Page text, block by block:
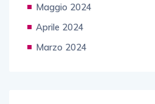
Maggio 2024
Aprile 2024
Marzo 2024